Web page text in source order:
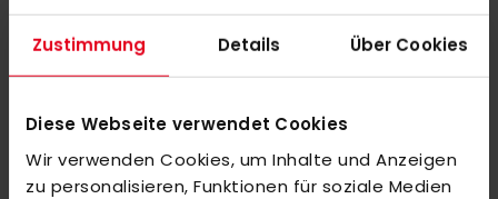
Zustimmung Details Über Cookies
Diese Webseite verwendet Cookies
Wir verwenden Cookies, um Inhalte und Anzeigen
zu personalisieren, Funktionen für soziale Medien
sizes and levels.
• 1 canvas bag (beige) – convenient for transporting sticks and
flight characteristics for school hockey.